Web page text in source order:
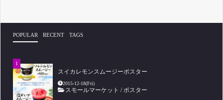
POPULAR RECENT TAGS
スイカレモンスムージーポスター
2015-12-18(Fri)
スモールマーケット /ポスター